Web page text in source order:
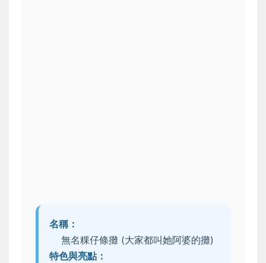
名稱：
無名粿仔條攤 (大家都叫她阿婆的攤)
特色與亮點：